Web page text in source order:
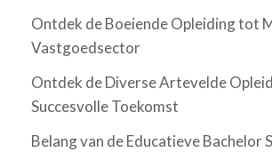
Ontdek de Boeiende Opleiding tot
Vastgoedsector
Ontdek de Diverse Artevelde
Succesvolle Toekomst
Belang van de Educatieve Bachelor